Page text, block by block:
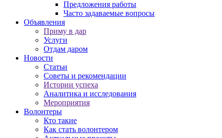
Предложения работы
Часто задаваемые вопросы
Объявления
Приму в дар
Услуги
Отдам даром
Новости
Статьи
Советы и рекомендации
Истории успеха
Аналитика и исследования
Мероприятия
Волонтеры
Кто такие
Как стать волонтером